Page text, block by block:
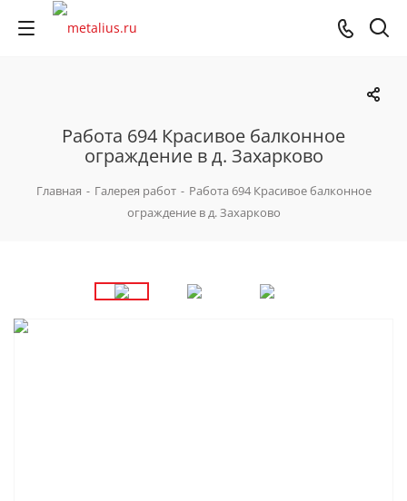
Работа 694 Красивое балконное
ограждение в д. Захарково
Главная - Галерея работ - Работа 694 Красивое балконное
ограждение в д. Захарково